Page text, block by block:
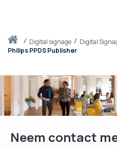
Thuisdigital signage
Digital
Philips PPDS Publisher
Neem contact